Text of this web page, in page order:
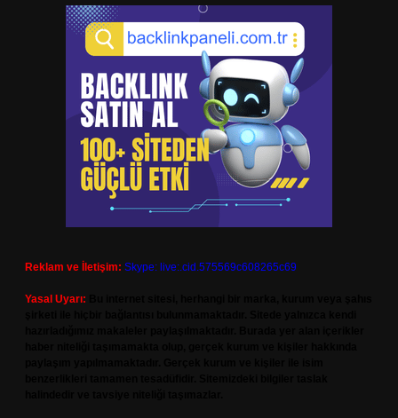
Reklam ve İletişim: Skype: live:.cid.575569c608265c69
Yasal Uyarı: